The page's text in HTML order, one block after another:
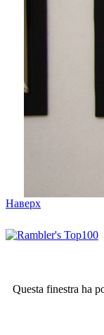
Наверх
Questa finestra ha